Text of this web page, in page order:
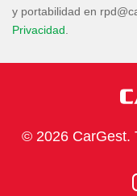
y portabilidad en
Privacidad
© 2026 CarGest.